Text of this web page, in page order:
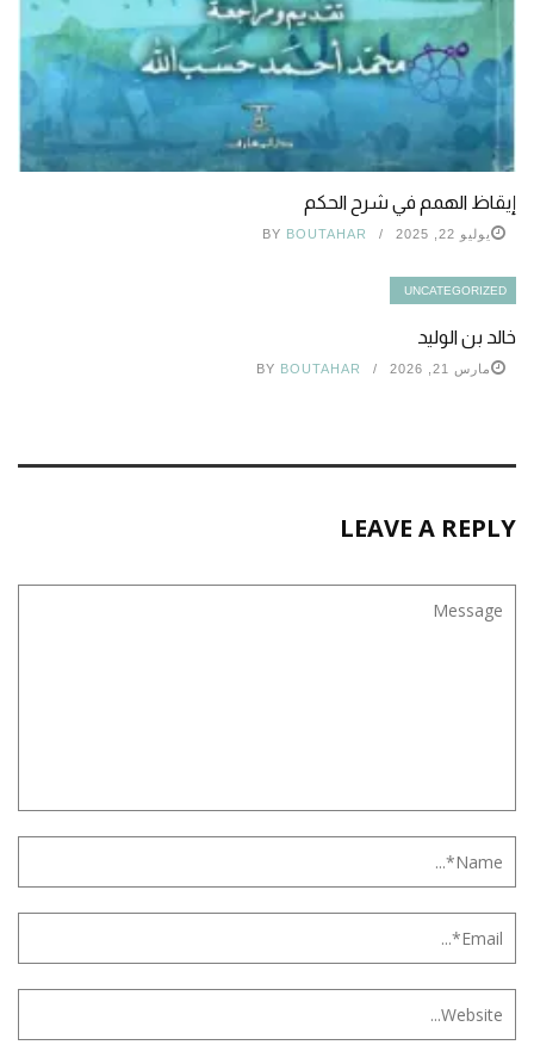
إيقاظ الهمم في شرح الحكم
يوليو 22, 2025 BY BOUTAHAR
UNCATEGORIZED
خالد بن الوليد
مارس 21, 2026 BY BOUTAHAR
LEAVE A REPLY